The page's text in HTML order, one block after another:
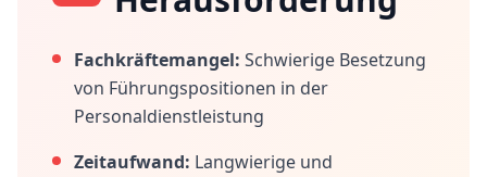
Fachkräftemangel: Schwierige Besetzung
von Führungspositionen in der
Personaldienstleistung
Zeitaufwand: Langwierige und